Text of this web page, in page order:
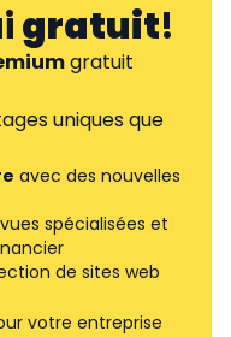
gratuit!
gratuit
uniques que
avec des nouvelles
spécialisées et
de sites web
votre entreprise